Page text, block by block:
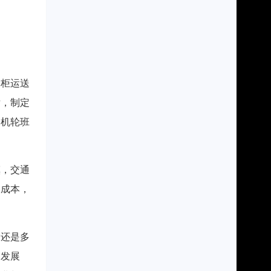
运送
制定
轮班
交通
本，
是多
展